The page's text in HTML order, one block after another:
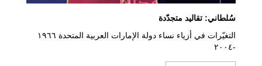
سُلطاني: تقاليد متجدّدة
التغيّرات في أزياء نساء دولة الإمارات العربية المتحدة ١٩٦٦
-٢٠٠٤